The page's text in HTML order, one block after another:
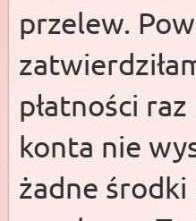
przelew.
płatności
konta nie
żadne